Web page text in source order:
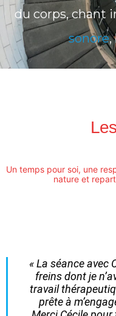
du corps, chant
sonore,
Un temps pour soi, une
nature et
« La séance avec
freins dont je
travail
prête à